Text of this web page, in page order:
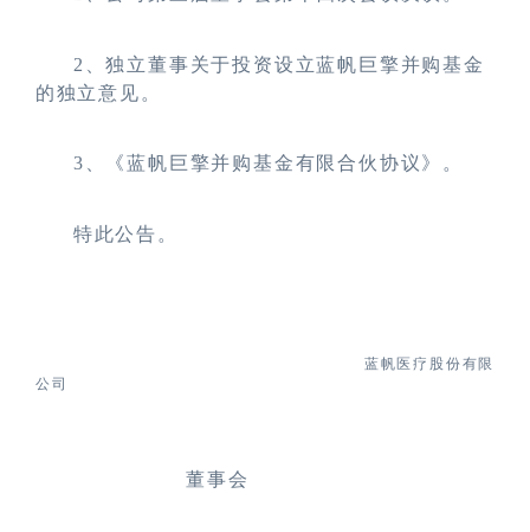
2
、独立董事关于投资设立蓝帆巨擎并购基金
的独立意见。
3 、《蓝帆巨擎并购基金有限合伙协议》。
特此公告。
蓝帆医疗股份有限
公司
董事会